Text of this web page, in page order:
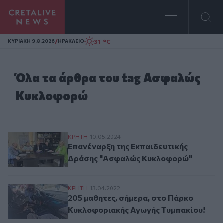
Homepage
ΚΥΡΙΑΚΗ 9.8.2026/ΗΡΑΚΛΕΙΟ 31 °C
Όλα τα άρθρα του tag Ασφαλώς
Κυκλοφορώ
Επανέναρξη της Εκπαιδευτικής
ΚΡΗΤΗ 10.05.2024
Επανέναρξη της Εκπαιδευτικής
Δράσης "Ασφαλώς Κυκλοφορώ"
205 μαθητες, σήμερα, στο Πάρκο
ΚΡΗΤΗ 13.04.2022
205 μαθητες, σήμερα, στο Πάρκο
Κυκλοφοριακής Αγωγής Τυμπακίου!